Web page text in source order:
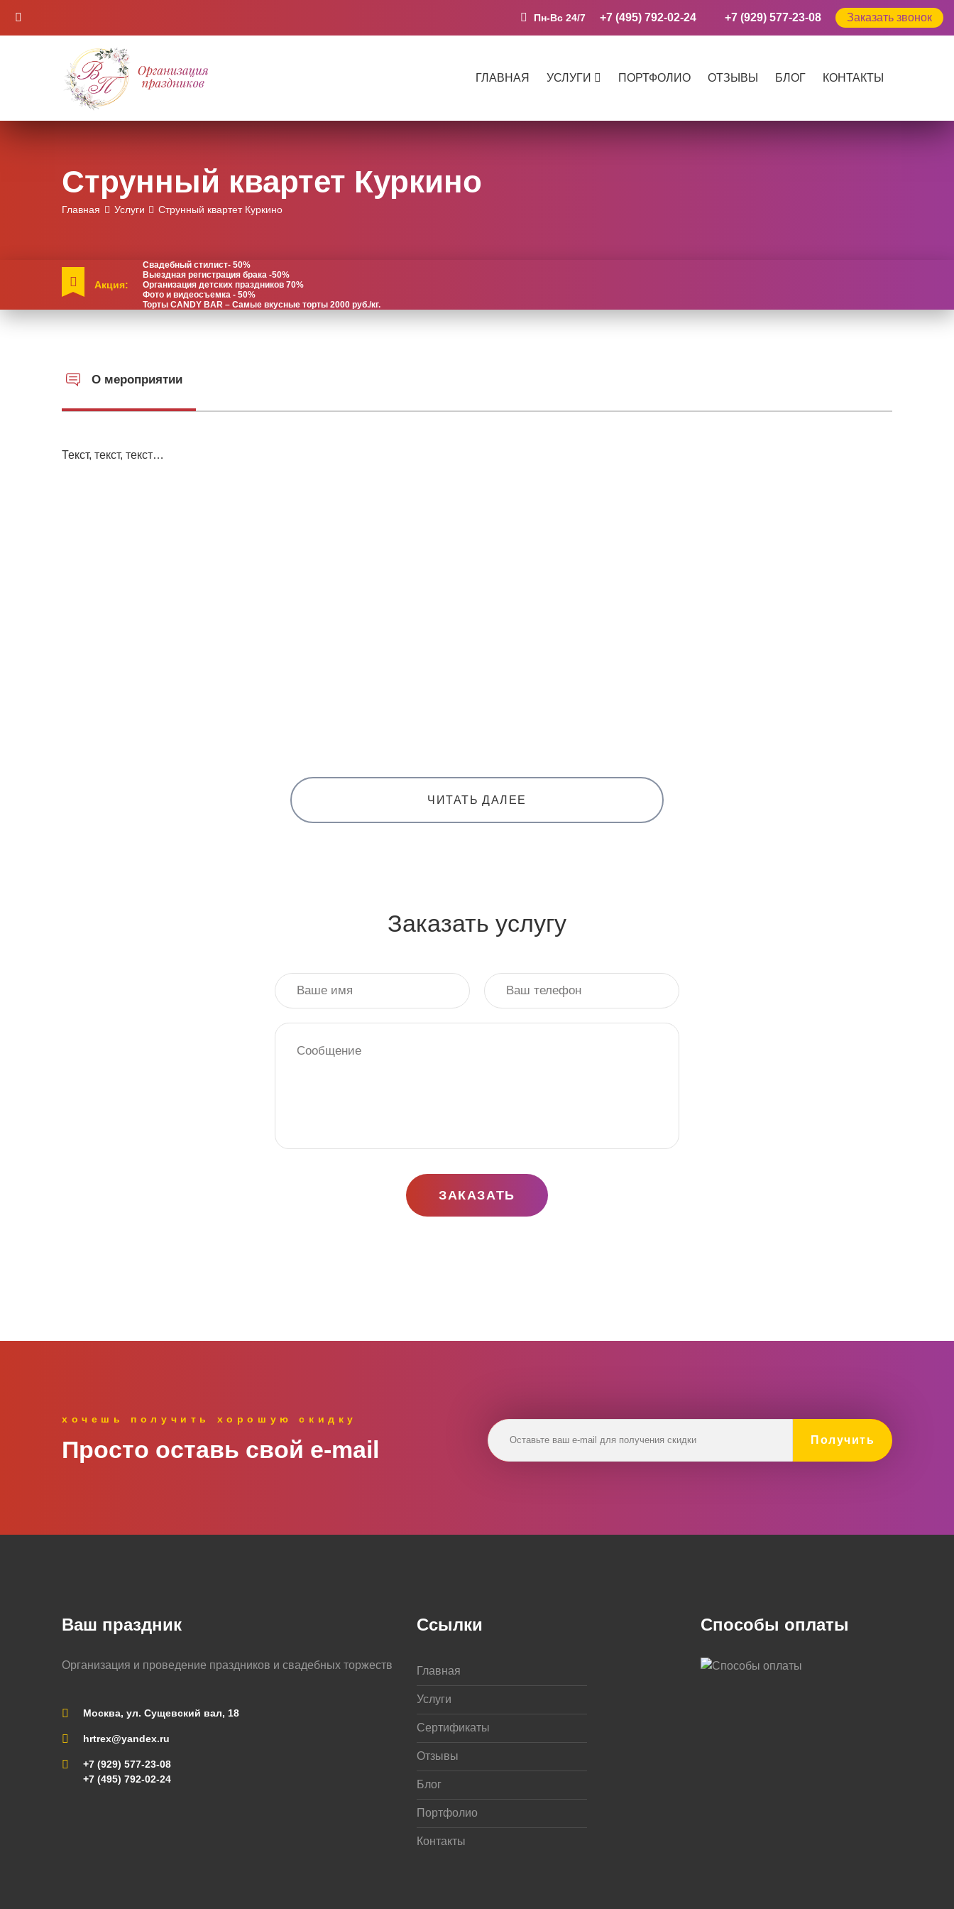
Пн-Вс 24/7 +7 (495) 792-02-24 +7 (929) 577-23-08 Заказать звонок
ГЛАВНАЯ УСЛУГИ ПОРТФОЛИО ОТЗЫВЫ БЛОГ КОНТАКТЫ
Струнный квартет Куркино
Главная Услуги Струнный квартет Куркино
Акция:
Свадебный стилист- 50%
Выездная регистрация брака -50%
Организация детских праздников 70%
Фото и видеосъемка - 50%
Торты CANDY BAR – Самые вкусные торты 2000 руб./кг.
О мероприятии
Текст, текст, текст…
ЧИТАТЬ ДАЛЕЕ
Заказать услугу
ЗАКАЗАТЬ
хочешь получить хорошую скидку
Просто оставь свой e‑mail Получить
Ваш праздник
Организация и проведение праздников и свадебных торжеств
Москва, ул. Сущевский вал, 18
hrtrex@yandex.ru
+7 (929) 577-23-08
+7 (495) 792-02-24
Ссылки
Главная
Услуги
Сертификаты
Отзывы
Блог
Портфолио
Контакты
Способы оплаты